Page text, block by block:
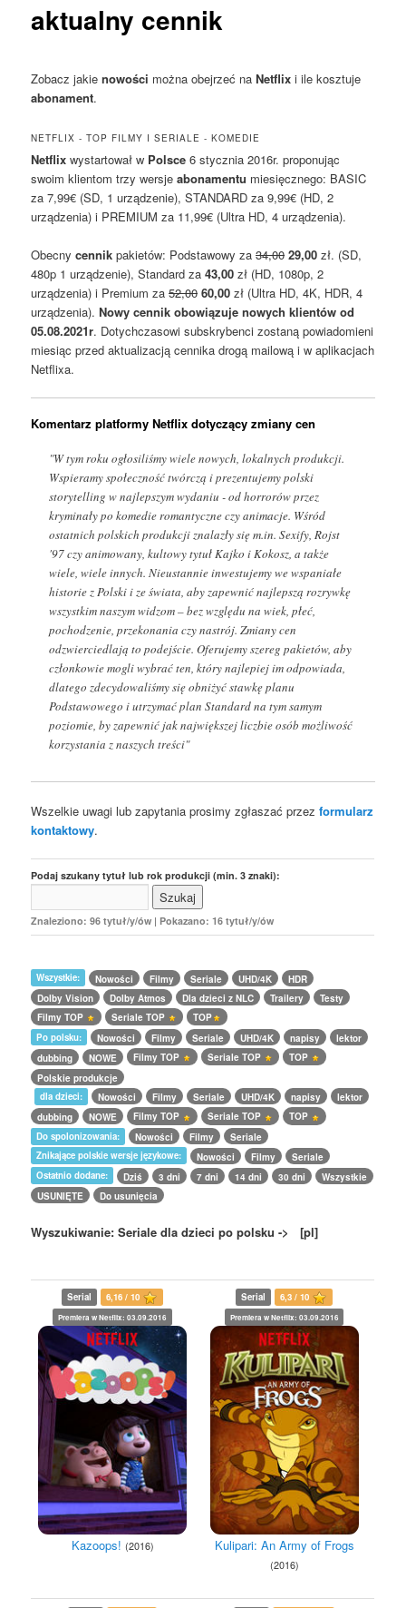
aktualny cennik
Zobacz jakienowości można obejrzeć naNetflix i ile kosztuje
abonament.
NETFLIX - TOP FILMY I SERIALE - KOMEDIE
Netflix wystartował w Polsce 6 stycznia 2016r. proponując
swoim klientom trzy wersjeabonamentu miesięcznego: BASIC
za 7,99€ (SD, 1 urządzenie), STANDARD za 9,99€ (HD, 2
urządzenia) i PREMIUM za 11,99€ (Ultra HD, 4 urządzenia).
Obecnycennik pakietów: Podstawowy za34,00 29,00 zł. (SD,
480p 1 urządzenie), Standard za43,00 zł (HD, 1080p, 2
urządzenia) i Premium za52,00 60,00 zł (Ultra HD, 4K, HDR, 4
urządzenia).Nowy cennik obowiązuje nowych klientów od
05.08.2021r. Dotychczasowi subskrybenci zostaną powiadomieni
miesiąc przed aktualizacją cennika drogą mailową i w aplikacjach
Netflixa.
Komentarz platformy Netflix dotyczący zmiany cen
"W tym roku ogłosiliśmy wiele nowych, lokalnych produkcji.
Wspieramy społeczność twórczą i prezentujemy polski
storytelling w najlepszym wydaniu - od horrorów przez
kryminały po komedie romantyczne czy animacje. Wśród
ostatnich polskich produkcji znalazły się m.in. Sexify, Rojst
'97 czy animowany, kultowy tytuł Kajko i Kokosz, a także
wiele, wiele innych. Nieustannie inwestujemy we wspaniałe
historie z Polski i ze świata, aby zapewnić najlepszą rozrywkę
wszystkim naszym widzom – bez względu na wiek, płeć,
pochodzenie, przekonania czy nastrój. Zmiany cen
odzwierciedlają to podejście. Oferujemy szereg pakietów, aby
członkowie mogli wybrać ten, który najlepiej im odpowiada,
dlatego zdecydowaliśmy się obniżyć stawkę planu
Podstawowego i utrzymać plan Standard na tym samym
poziomie, by zapewnić jak największej liczbie osób możliwość
korzystania z naszych treści"
Wszelkie uwagi lub zapytania prosimy zgłaszać przezformularz
kontaktowy.
Podaj szukany tytuł lub rok produkcji (min. 3 znaki):
Znaleziono: 96 tytuł/y/ów | Pokazano: 16 tytuł/y/ów
Wszystkie: Nowości Filmy Seriale UHD/4K
HDR
Dolby Vision
Dolby Atmos Dla dzieci z NLC Trailery
Testy
Filmy TOP
Seriale TOP
TOP
Po polsku:
Nowości Filmy Seriale UHD/4K napisy
lektor
dubbing
NOWE Filmy TOP Seriale TOP
TOP
Polskie produkcje
dla dzieci:
Nowości Filmy Seriale UHD/4K napisy
lektor
dubbing
NOWE Filmy TOP Seriale TOP
TOP
Do spolonizowania:
Nowości Filmy
Seriale
Znikające polskie wersje językowe:
Nowości Filmy
Seriale
Ostatnio dodane:
Dziś 3 dni 7 dni 14 dni 30 dni
Wszystkie
USUNIĘTE
Do usunięcia
Wyszukiwanie: Seriale dla dzieci po polsku -> [pl]
Serial 6,16 / 10
Premiera w Netflix: 03.09.2016
Kazoops! (2016)
Serial 6,3 / 10
Premiera w Netflix: 03.09.2016
Kulipari: An Army of Frogs
(2016)